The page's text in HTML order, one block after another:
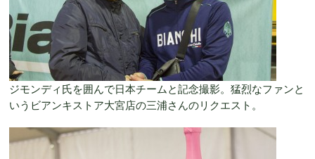
ジモンディ氏を囲んで日本チームと記念撮影。猛烈なファンと
いうビアンキストア大宮店の三浦さんのリクエスト。